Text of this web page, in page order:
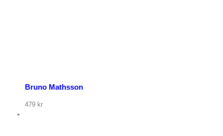
Bruno Mathsson
479 kr